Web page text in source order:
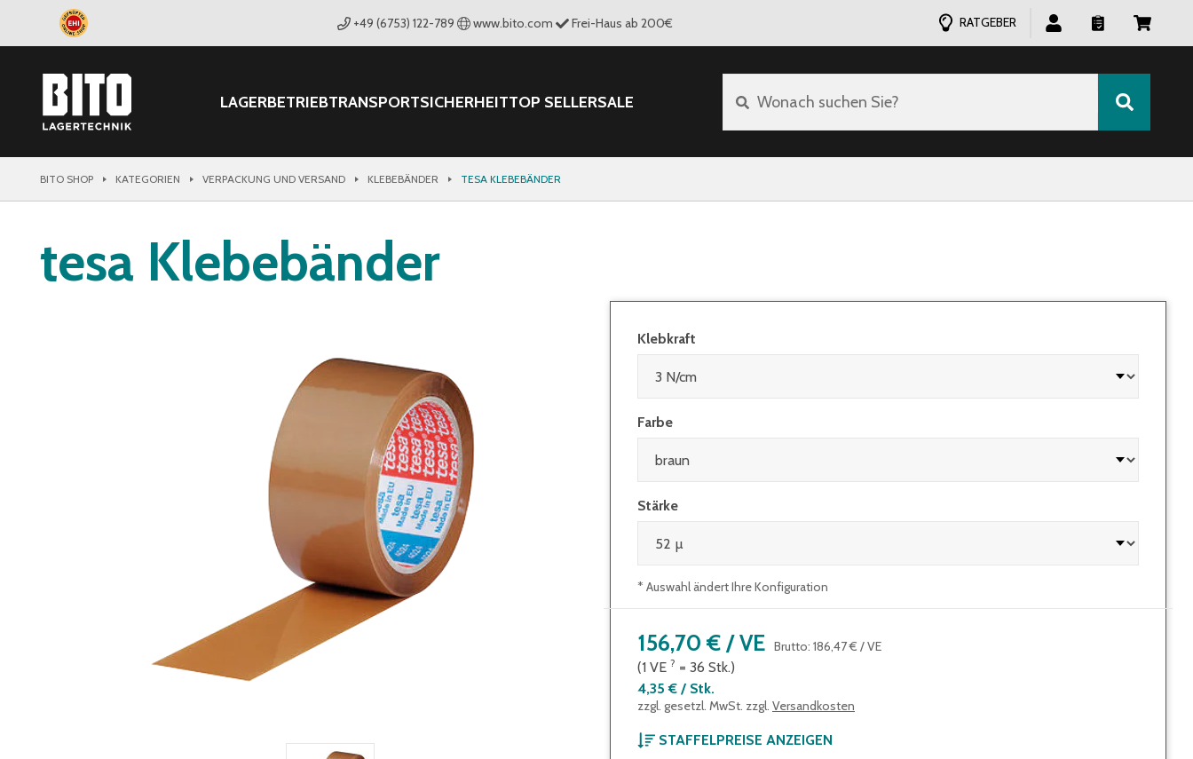
+49 (6753) 122-789 www.bito.com Frei-Haus ab 200€ RATGEBER
LAGERBETRIEBTRANSPORTSICHERHEITTOP SELLERSALE Wonach suchen Sie?
BITO SHOP KATEGORIEN VERPACKUNG UND VERSAND KLEBEBÄNDER TESA KLEBEBÄNDER
tesa Klebebänder
Klebkraft
Farbe
Stärke
* Auswahl ändert Ihre Konfiguration
156,70 € /VE Brutto: 186,47 € /VE
(1 VE ? = 36 Stk.)
4,35 € / Stk.
zzgl. gesetzl. MwSt. zzgl. Versandkosten
STAFFELPREISE ANZEIGEN